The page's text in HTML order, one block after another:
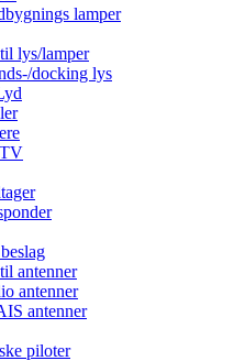
lamper
lys/lamper
docking lys
antenner
antenner
antenner
piloter